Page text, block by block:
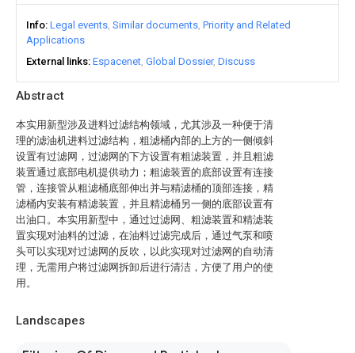
Abstract
本实用新型涉及进料过滤结构领域，尤其涉及一种便于清
理的滤油机进料过滤结构，粗滤桶内部的上方的一侧倾斜
设置有过滤网，过滤网的下方设置有粗滤装置，并且粗滤
装置通过底部电机提供动力；粗滤装置的底部设置有连接
管，连接管从粗滤桶底部伸出并与精滤桶的顶部连接，精
滤桶内安装有精滤装置，并且精滤桶另一侧的底部设置有
出油口。本实用新型中，通过过滤网、粗滤装置和精滤装
置实现对油料的过滤，在油料过滤完成后，通过气泵和喷
头可以实现对过滤网的反吹，以此实现对过滤网的自动清
理，无需用户将过滤网拆卸后进行清洁，方便了用户的使
用。
Landscapes
Info Legal events Similar documents Priority and Related
Applications
External links Espacenet Global Dossier Discuss